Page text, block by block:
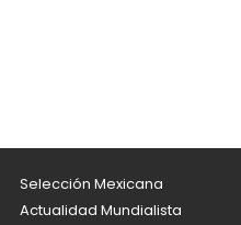
Selección Mexicana
Actualidad Mundialista